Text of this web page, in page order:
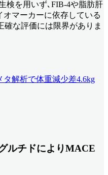
検を用いず､FIB-4や脂肪肝
マーカーに依存している
確な評価には限界がありま
解析で体重減少差4.6kg
ルチドによりMACE